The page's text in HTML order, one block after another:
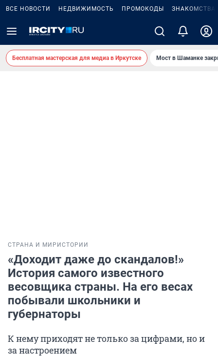
ВСЕ НОВОСТИ НЕДВИЖИМОСТЬ ПРОМОКОДЫ ЗНАКОМСТВА
Бесплатная мастерская для медиа в Иркутске Мост в Шаманке
СТРАНА И МИР ИСТОРИИ
«Доходит даже до скандалов!»
История самого известного
весовщика страны. На его весах
побывали школьники и
губернаторы
К нему приходят не только за цифрами, но и
за настроением